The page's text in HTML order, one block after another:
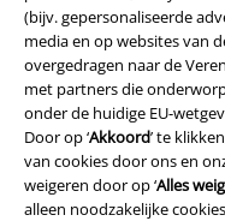
(bijv. gepersonaliseerde
media en op websites van
overgedragen naar de
met partners die
onder de huidige EU-
Door op ‘Akkoord’ te
van cookies door ons en
weigeren door op ‘Alles
alleen noodzakelijke